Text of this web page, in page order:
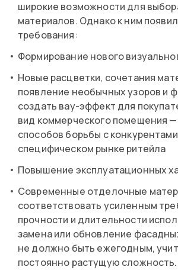
широкие возможности для
материалов. Однако к ним
требования:
Формирование нового
Новые расцветки, сочетания
появление необычных узоров и
создать вау-эффект для
вид коммерческого помещения
способов борьбы с
специфическом рынке ритейла
Повышение эксплуатационных
Современные отделочные
соответствовать усиленным
прочности и длительности
замена или обновление
не должно быть ежегодным,
постоянно растущую сложность.